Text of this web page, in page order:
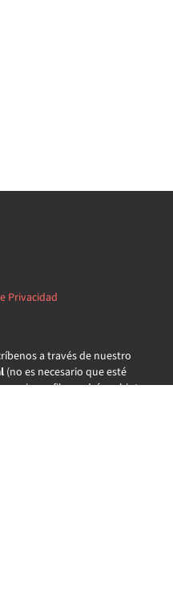
Privacidad
a través de nuestro
(no es necesario que esté
propio perfil y podrás subir tus